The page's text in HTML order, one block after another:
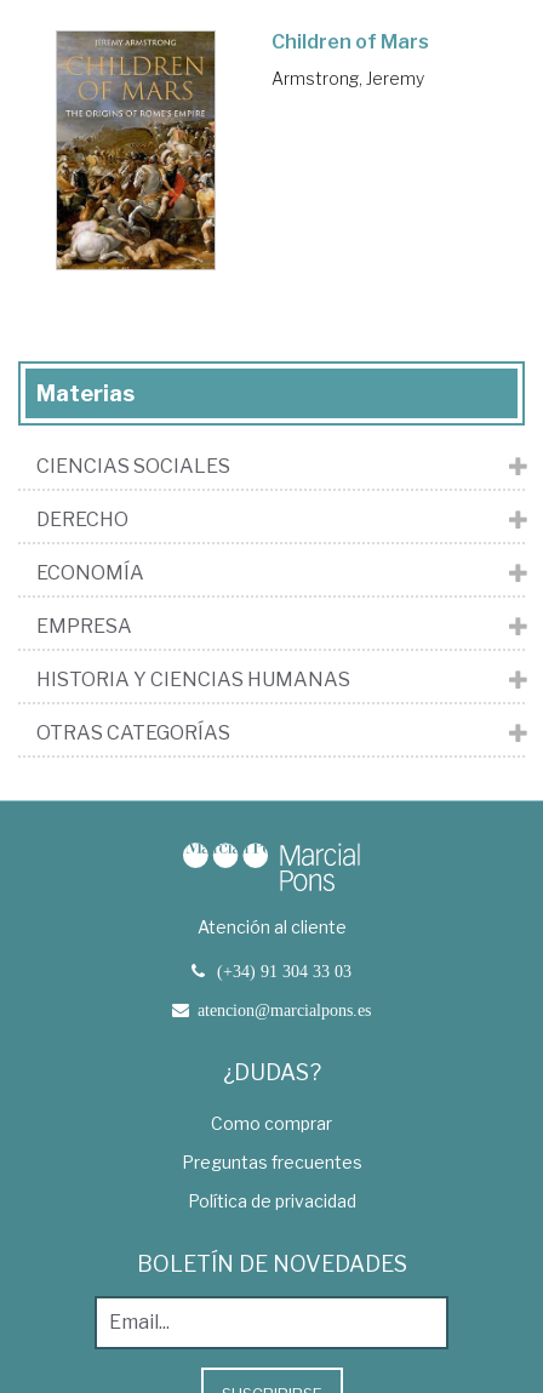
Children of Mars
Armstrong, Jeremy
Materias
CIENCIAS SOCIALES
DERECHO
ECONOMÍA
EMPRESA
HISTORIA Y CIENCIAS HUMANAS
OTRAS CATEGORÍAS
Atención al cliente
(+34) 91 304 33 03
atencion@marcialpons.es
¿DUDAS?
Como comprar
Preguntas frecuentes
Política de privacidad
BOLETÍN DE NOVEDADES